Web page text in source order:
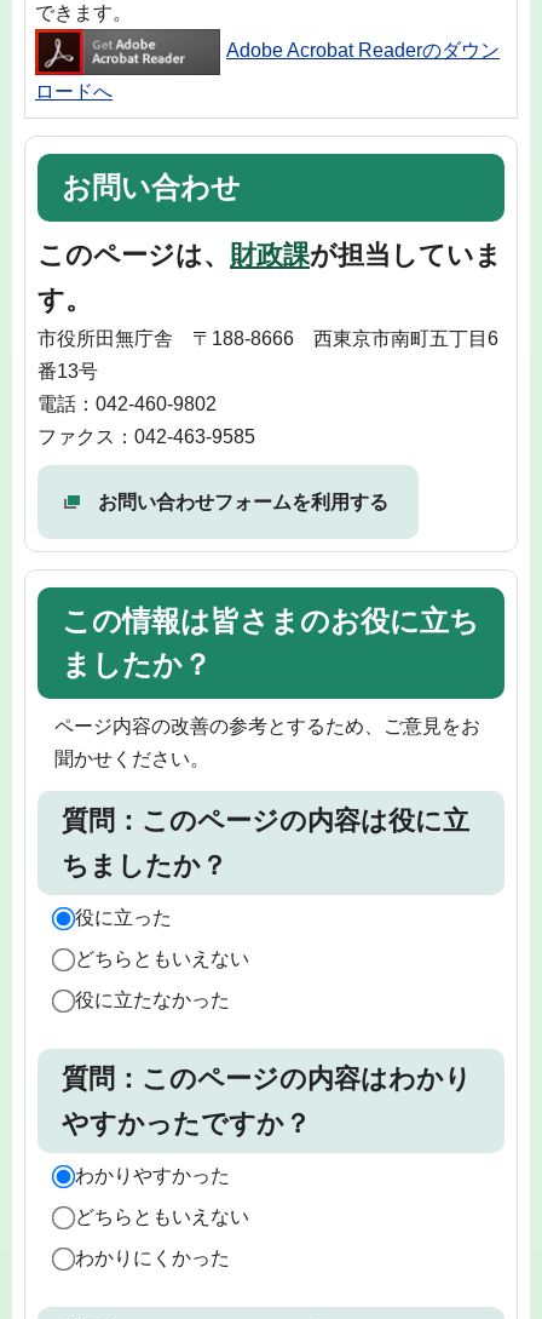
できます。
Adobe Acrobat Readerのダウン
ロードへ
お問い合わせ
このページは、 財政課が担当していま
す。
市役所田無庁舎 〒188-8666 西東京市南町五丁目6
番13号
電話：042-460-9802
ファクス：042-463-9585
お問い合わせフォームを利用する
この情報は皆さまのお役に立ち
ましたか？
ページ内容の改善の参考とするため、ご意見をお
聞かせください。
質問：このページの内容は役に立
ちましたか？
役に立った
どちらともいえない
役に立たなかった
質問：このページの内容はわかり
やすかったですか？
わかりやすかった
どちらともいえない
わかりにくかった